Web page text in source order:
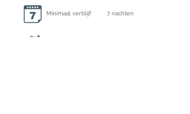
Minimaal verblijf 7 nachten